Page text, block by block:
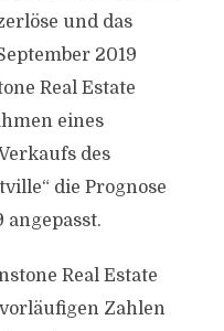
und das
2019
Real Estate
eines
des
die Prognose
angepasst.
Real Estate
Zahlen